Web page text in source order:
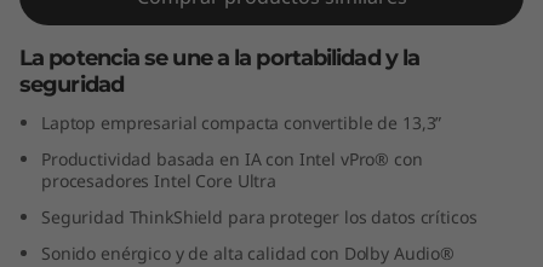
1
3
La potencia se une a la portabilidad y la
seguridad
Laptop empresarial compacta convertible de 13,3”
Productividad basada en IA con Intel vPro® con
procesadores Intel Core Ultra
Seguridad ThinkShield para proteger los datos críticos
Sonido enérgico y de alta calidad con Dolby Audio®